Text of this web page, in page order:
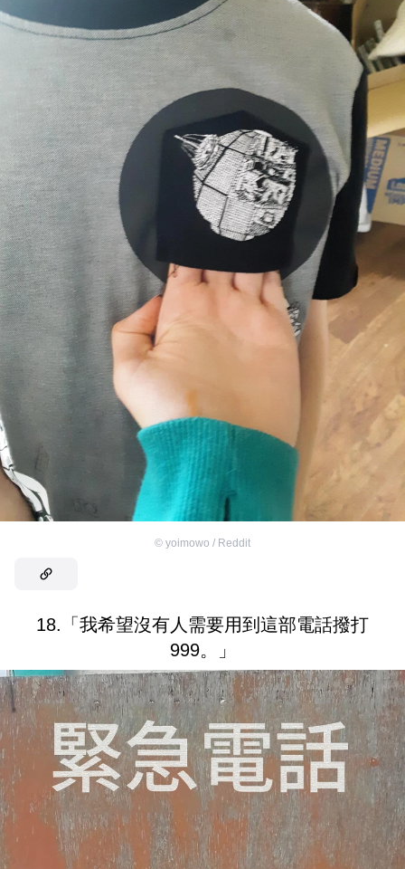
© yoimowo / Reddit
18.「我希望沒有人需要用到這部電話撥打
999。」